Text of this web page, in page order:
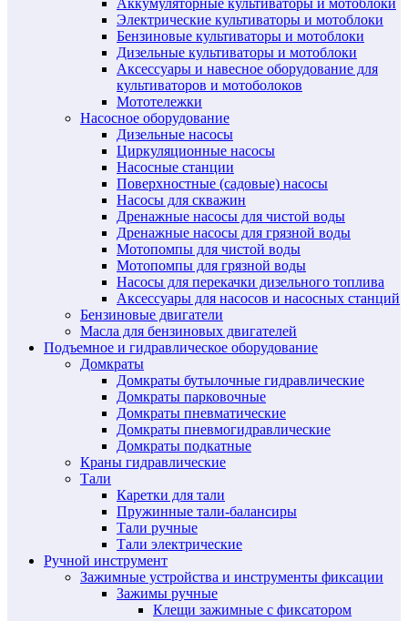
Электрические культиваторы и мотоблоки
Бензиновые культиваторы и мотоблоки
Дизельные культиваторы и мотоблоки
Аксессуары и навесное оборудование для
культиваторов и мотоболоков
Мототележки
Насосное оборудование
Дизельные насосы
Циркуляционные насосы
Насосные станции
Поверхностные (садовые) насосы
Насосы для скважин
Дренажные насосы для чистой воды
Дренажные насосы для грязной воды
Мотопомпы для чистой воды
Мотопомпы для грязной воды
Насосы для перекачки дизельного топлива
Аксессуары для насосов и насосных станций
Бензиновые двигатели
Масла для бензиновых двигателей
Подъемное и гидравлическое оборудование
Домкраты
Домкраты бутылочные гидравлические
Домкраты парковочные
Домкраты пневматические
Домкраты пневмогидравлические
Домкраты подкатные
Краны гидравлические
Тали
Каретки для тали
Пружинные тали-балансиры
Тали ручные
Тали электрические
Ручной инструмент
Зажимные устройства и инструменты фиксации
Зажимы ручные
Клещи зажимные с фиксатором